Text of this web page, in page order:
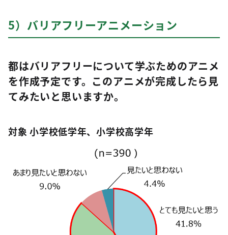
5）バリアフリーアニメーション
都はバリアフリーについて学ぶためのアニメ
を作成予定です。このアニメが完成したら見
てみたいと思いますか。
対象 小学校低学年、小学校高学年